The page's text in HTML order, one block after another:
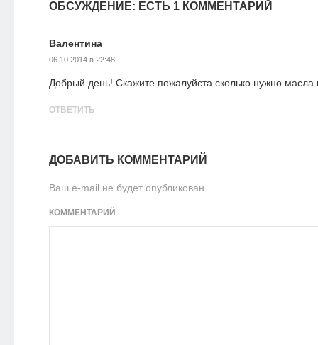
ОБСУЖДЕНИЕ: ЕСТЬ 1 КОММЕНТАРИЙ
Валентина
06.10.2014 в 22:48
Добрый день! Скажите пожалуйста сколько нужно масла
ОТВЕТИТЬ
ДОБАВИТЬ КОММЕНТАРИЙ
Ваш e-mail не будет опубликован.
КОММЕНТАРИЙ